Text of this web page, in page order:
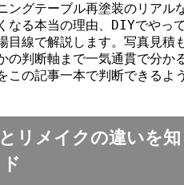
ングテーブル再塗装のリアル
なる本当の理由、DIYでやっ
目線で解説します。写真見積
の判断軸まで一気通貫で分か
この記事一本で判断できるよ
リメイクの違いを